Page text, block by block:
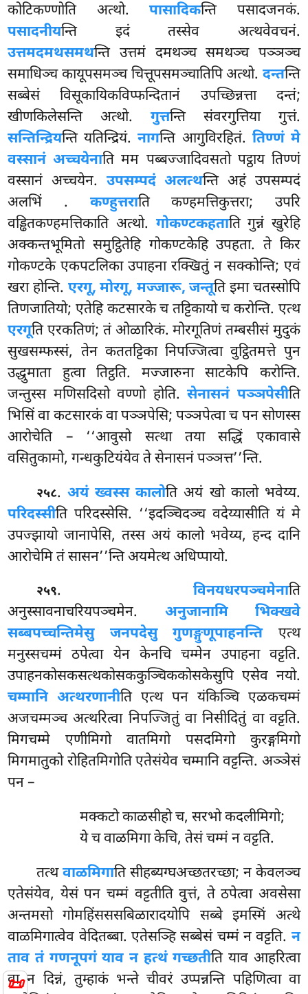
📜
कोटिकण्णोति अत्थो.पासादिकन्ति पसादजनकं.
पसादनीयन्ति इदं तस्सेव अत्थवेवचनं.
उत्तमदमथसमथन्ति उत्तमं दमथञ्च समथञ्च पञ्ञञ्च
समाधिञ्च कायूपसमञ्च चित्तूपसमञ्चातिपि अत्थो. दन्तन्ति
सब्बेसं विसूकायिकविप्फन्दितानं उपच्छिन्नत्ता दन्तं;
खीणकिलेसन्ति अत्थो. गुत्तन्ति संवरगुत्तिया गुत्तं.
सन्तिन्द्रियन्ति यतिन्द्रियं.नागन्ति आगुविरहितं. तिण्णं मे
वस्सानं अच्चयेनातिमम पब्बज्जादिवसतो पट्ठाय तिण्णं
वस्सानं अच्चयेन. उपसम्पदं अलत्थन्ति अहं उपसम्पदं
अलभिं . कण्हुत्तराति कण्हमत्तिकुत्तरा; उपरि
वड्ढितकण्हमत्तिकाति अत्थो. गोकण्टकहताति गुन्नं खुरेहि
अक्कन्तभूमितो समुट्ठितेहि गोकण्टकेहि उपहता. ते किर
गोकण्टके एकपटलिका उपाहना रक्खितुं न सक्कोन्ति; एवं
खरा होन्ति. एरगू, मोरगू, मज्जारू, जन्तूति इमा चतस्सोपि
तिणजातियो; एतेहि कटसारके च तट्टिकायो च करोन्ति. एत्थ
एरगूतिएरकतिणं; तं ओळारिकं. मोरगूतिणं तम्बसीसं मुदुकं
सुखसम्फस्सं, तेन कततट्टिका निपज्जित्वा वुट्ठितमत्ते पुन
उद्धुमाता हुत्वा तिट्ठति. मज्जारुना साटकेपि करोन्ति.
जन्तुस्स मणिसदिसो वण्णो होति.सेनासनं पञ्ञपेसीति
भिसिं वा कटसारकं वा पञ्ञपेसि; पञ्ञपेत्वा च पन सोणस्स
आरोचेति – ‘‘आवुसो सत्था तया सद्धिं एकावासे
वसितुकामो, गन्धकुटियंयेव ते सेनासनं पञ्ञत्त’’न्ति.
२५८.अयं ख्वस्स कालोति अयं खो कालो भवेय्य.
परिदस्सीति परिदस्सेसि. ‘‘इदञ्चिदञ्च वदेय्यासीति यं मे
उपज्झायो जानापेसि, तस्स अयं कालो भवेय्य, हन्द दानि
आरोचेमि तं सासन’’न्ति अयमेत्थ अधिप्पायो.
२५९. विनयधरपञ्चमेनाति
अनुस्सावनाचरियपञ्चमेन. अनुजानामि भिक्खवे
सब्बपच्चन्तिमेसु जनपदेसु गुणङ्गुणूपाहनन्तिएत्थ
मनुस्सचम्मं ठपेत्वा येन केनचि चम्मेन उपाहना वट्टति.
उपाहनकोसकसत्थकोसककुञ्चिककोसकेसुपि एसेव नयो.
चम्मानि अत्थरणानीति एत्थ पन यंकिञ्चि एळकचम्मं
अजचम्मञ्च अत्थरित्वा निपज्जितुं वा निसीदितुं वा वट्टति.
मिगचम्मे एणीमिगो वातमिगो पसदमिगो कुरङ्गमिगो
मिगमातुको रोहितमिगोतिएतेसंयेव चम्मानि वट्टन्ति. अञ्ञेसं
पन –
मक्कटो काळसीहो च, सरभो कदलीमिगो;
ये च वाळमिगा केचि, तेसं चम्मं न वट्टति.
तत्थवाळमिगाति सीहब्यग्घअच्छतरच्छा; न केवलञ्च
एतेसंयेव, येसं पन चम्मं वट्टतीति वुत्तं, ते ठपेत्वा अवसेसा
अन्तमसो गोमहिंसससबिळारादयोपि सब्बे इमस्मिं अत्थे
वाळमिगात्वेव वेदितब्बा. एतेसञ्हि सब्बेसं चम्मं न वट्टति. न
ताव तं गणनूपगं याव न हत्थं गच्छतीति याव आहरित्वा
वा न दिन्नं, तुम्हाकं भन्ते चीवरं उप्पन्नन्ति पहिणित्वा वा